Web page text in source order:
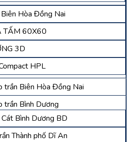
Hòa Đồng Nai
TẤM 60X60
3D
HPL
trần Biên Hòa Đồng Nai
trần Bình Dương
Bình Dương BD
Thành phố Dĩ An